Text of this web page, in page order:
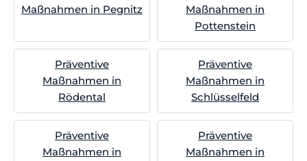
Maßnahmen in Pegnitz
Maßnahmen in
Pottenstein
Präventive
Maßnahmen in
Rödental
Präventive
Maßnahmen in
Schlüsselfeld
Präventive
Maßnahmen in
Präventive
Maßnahmen in